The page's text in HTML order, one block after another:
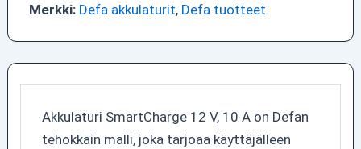
Merkki: Defa akkulaturit, Defa tuotteet
Akkulaturi SmartCharge 12 V, 10 A on Defan
tehokkain malli, joka tarjoaa käyttäjälleen